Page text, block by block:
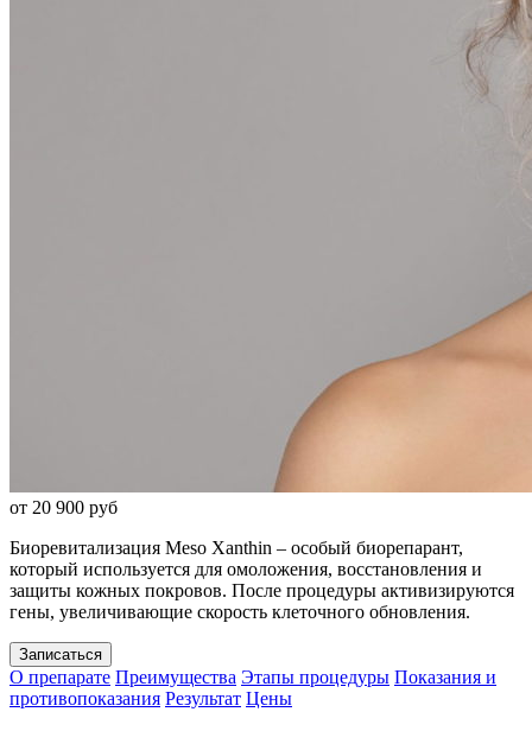
от 20 900 руб
Биоревитализация Meso Xanthin – особый биорепарант,
который используется для омоложения, восстановления и
защиты кожных покровов. После процедуры активизируются
гены, увеличивающие скорость клеточного обновления.
Записаться
О препарате Преимущества Этапы процедуры Показания и
противопоказания Результат Цены